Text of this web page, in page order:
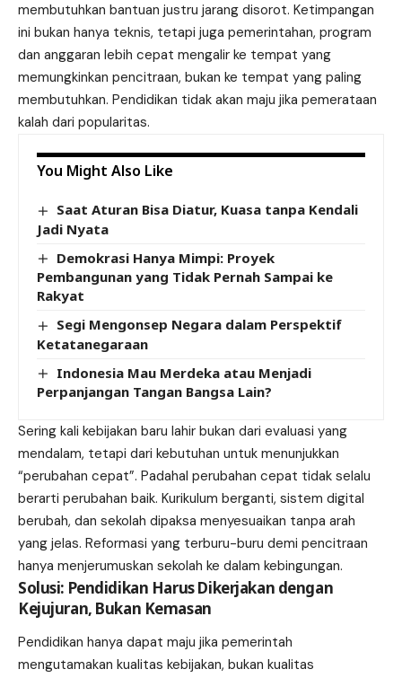
membutuhkan bantuan justru jarang disorot. Ketimpangan
ini bukan hanya teknis, tetapi juga pemerintahan, program
dan anggaran lebih cepat mengalir ke tempat yang
memungkinkan pencitraan, bukan ke tempat yang paling
membutuhkan. Pendidikan tidak akan maju jika pemerataan
kalah dari popularitas.
You Might Also Like
Saat Aturan Bisa Diatur, Kuasa tanpa Kendali
Jadi Nyata
Demokrasi Hanya Mimpi: Proyek
Pembangunan yang Tidak Pernah Sampai ke
Rakyat
Segi Mengonsep Negara dalam Perspektif
Ketatanegaraan
Indonesia Mau Merdeka atau Menjadi
Perpanjangan Tangan Bangsa Lain?
Sering kali kebijakan baru lahir bukan dari evaluasi yang
mendalam, tetapi dari kebutuhan untuk menunjukkan
“perubahan cepat”. Padahal perubahan cepat tidak selalu
berarti perubahan baik. Kurikulum berganti, sistem digital
berubah, dan sekolah dipaksa menyesuaikan tanpa arah
yang jelas. Reformasi yang terburu-buru demi pencitraan
hanya menjerumuskan sekolah ke dalam kebingungan.
Solusi: Pendidikan Harus Dikerjakan dengan
Kejujuran, Bukan Kemasan
Pendidikan hanya dapat maju jika pemerintah
mengutamakan kualitas kebijakan, bukan kualitas